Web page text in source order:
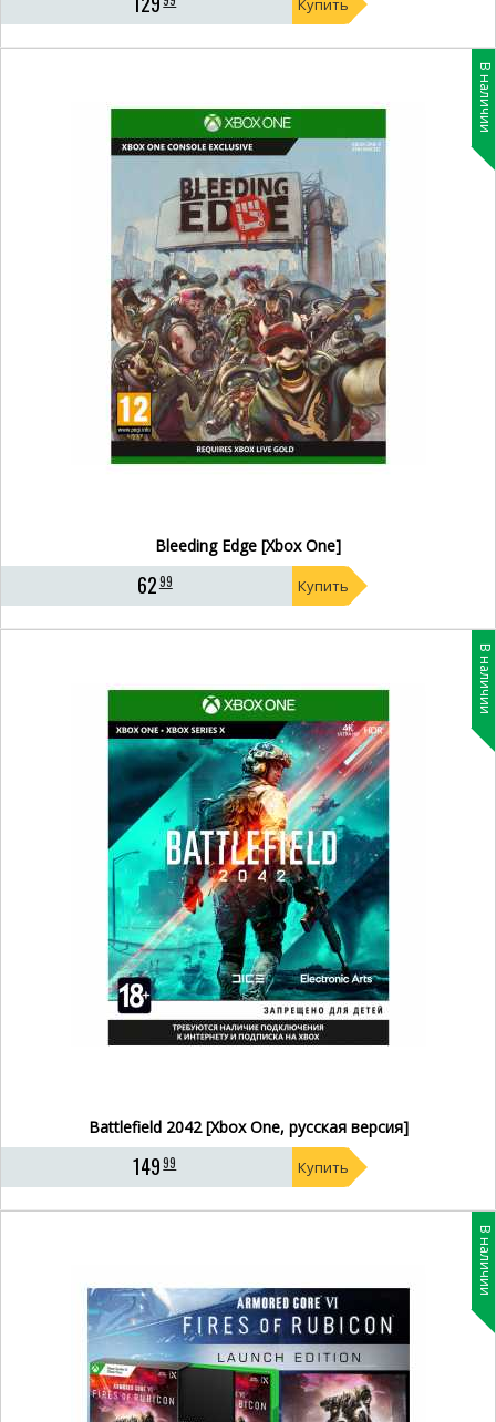
Купить
В наличии
Bleeding Edge [Xbox One]
6299 Купить
В наличии
Battlefield 2042 [Xbox One, русская версия]
14999 Купить
В наличии